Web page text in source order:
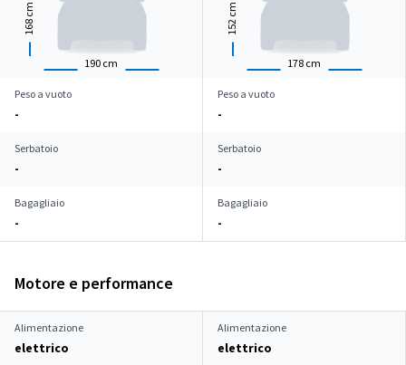
190 cm
168
cm
178 cm
152
cm
Peso a vuoto
-
Peso a vuoto
-
Serbatoio
-
Serbatoio
-
Bagagliaio
-
Bagagliaio
-
Motore e performance
Alimentazione
elettrico
Alimentazione
elettrico